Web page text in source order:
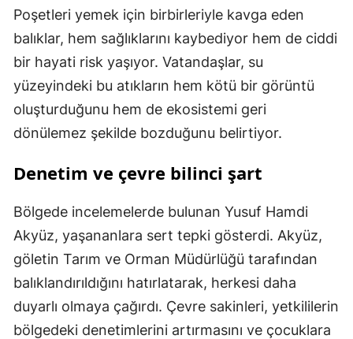
Poşetleri yemek için birbirleriyle kavga eden
balıklar, hem sağlıklarını kaybediyor hem de ciddi
bir hayati risk yaşıyor. Vatandaşlar, su
yüzeyindeki bu atıkların hem kötü bir görüntü
oluşturduğunu hem de ekosistemi geri
dönülemez şekilde bozduğunu belirtiyor.
Denetim ve çevre bilinci şart
Bölgede incelemelerde bulunan Yusuf Hamdi
Akyüz, yaşananlara sert tepki gösterdi. Akyüz,
göletin Tarım ve Orman Müdürlüğü tarafından
balıklandırıldığını hatırlatarak, herkesi daha
duyarlı olmaya çağırdı. Çevre sakinleri, yetkililerin
bölgedeki denetimlerini artırmasını ve çocuklara